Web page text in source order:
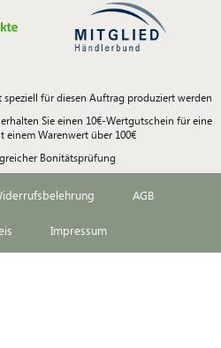
für diesen Auftrag produziert werden
Sie einen 10€-Wertgutschein für eine
einem Warenwert über 100€
Bonitätsprüfung
AGB
Impressum